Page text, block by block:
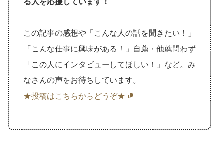
この記事の感想や「こんな人の話を聞きたい！」
「こんな仕事に興味がある！」自薦・他薦問わず
「この人にインタビューしてほしい！」など。み
なさんの声をお待ちしています。
★投稿はこちらからどうぞ★